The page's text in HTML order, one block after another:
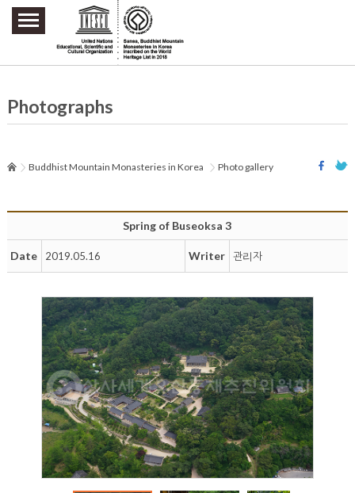
주요메뉴 바로가기
본문 바로가기
하단메뉴 바로가기
Photographs
Buddhist Mountain Monasteries in Korea Photo gallery
Spring of Buseoksa 3
Date 2019.05.16 Writer 관리자